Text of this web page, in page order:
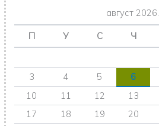
август 2026.
П У С Ч
3
4 5 6
10
11 12 13
17
18 19 20